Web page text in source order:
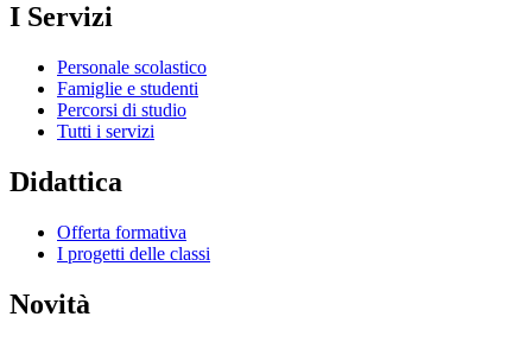
I Servizi
Personale scolastico
Famiglie e studenti
Percorsi di studio
Tutti i servizi
Didattica
Offerta formativa
I progetti delle classi
Novità